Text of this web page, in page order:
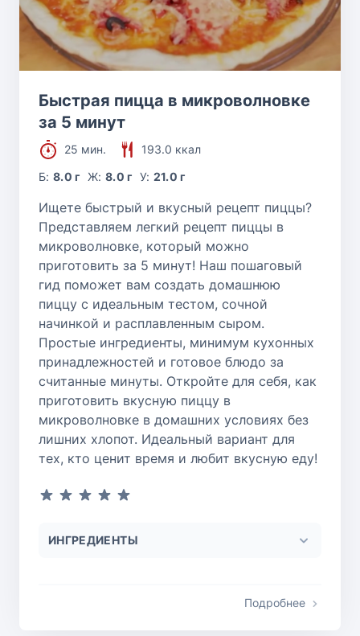
Быстрая пицца в микроволновке
за 5 минут
25 мин.
193.0 ккал
Б:8.0 г Ж: 8.0 г У: 21.0 г
Ищете быстрый и вкусный рецепт пиццы?
Представляем легкий рецепт пиццы в
микроволновке, который можно
приготовить за 5 минут! Наш пошаговый
гид поможет вам создать домашнюю
пиццу с идеальным тестом, сочной
начинкой и расплавленным сыром.
Простые ингредиенты, минимум кухонных
принадлежностей и готовое блюдо за
считанные минуты. Откройте для себя, как
приготовить вкусную пиццу в
микроволновке в домашних условиях без
лишних хлопот. Идеальный вариант для
тех, кто ценит время и любит вкусную еду!
ИНГРЕДИЕНТЫ
Подробнее